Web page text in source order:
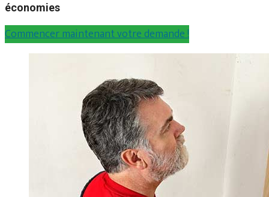
économies
Commencer maintenant votre demande !